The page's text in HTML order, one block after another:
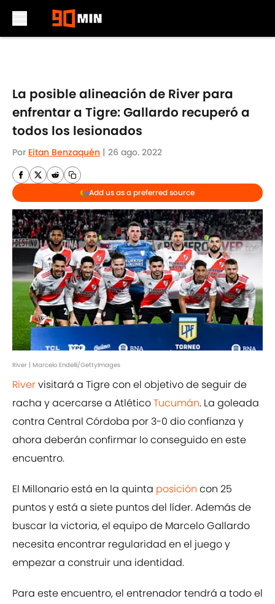
La posible alineación de River para
enfrentar a Tigre: Gallardo recuperó a
todos los lesionados
Por Eitan Benzaquén | 26 ago. 2022
Add us as a preferred source
River | Marcelo Endelli/GettyImages
Rivervisitará a Tigre con el objetivo de seguir de
racha y acercarse a AtléticoTucumán. La goleada
contra Central Córdoba por 3-0 dio confianza y
ahora deberán confirmar lo conseguido en este
encuentro.
El Millonario está en la quinta posición con 25
puntos y está a siete puntos del líder. Además de
buscar la victoria, el equipo de Marcelo Gallardo
necesita encontrar regularidad en el juego y
empezar a construir una identidad.
Para este encuentro, el entrenador tendrá a todo el